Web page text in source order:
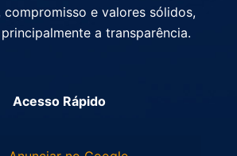
compromisso e valores sólidos,
a transparência.
Acesso Rápido